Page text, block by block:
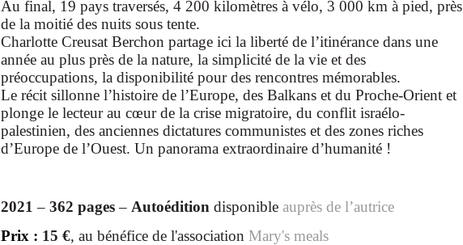
Au final, 19 pays traversés, 4 200 kilomètres à vélo, 3 000 km à pied, près
de la moitié des nuits sous tente.
Charlotte Creusat Berchon partage ici la liberté de l’itinérance dans une
année au plus près de la nature, la simplicité de la vie et des
préoccupations, la disponibilité pour des rencontres mémorables.
Le récit sillonne l’histoire de l’Europe, des Balkans et du Proche-Orient et
plonge le lecteur au cœur de la crise migratoire, du conflit israélo-
palestinien, des anciennes dictatures communistes et des zones riches
d’Europe de l’Ouest. Un panorama extraordinaire d’humanité !
2021 – 362 pages– Autoédition disponible auprès de l’autrice
Prix : 15 €, au bénéfice de l'association Mary's meals